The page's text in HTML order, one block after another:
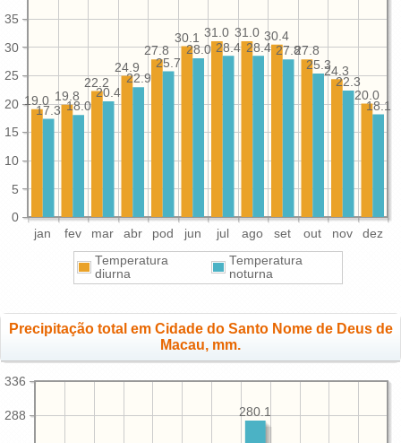
jan fev mar abr pod jun jul ago set out nov dez
0
5
10
15
20
25
30
35
20.0
24.3
27.8
30.4
31.0
31.0
30.1
27.8
24.9
22.2
19.8
19.0 18.1
22.3
25.3
27.8
28.4
28.4
28.0
25.7
22.9
20.4
18.0
17.3
Temperatura
diurna
Temperatura
noturna
Precipitação total em Cidade do Santo Nome de Deus de
Macau, mm.
288
336
280.1